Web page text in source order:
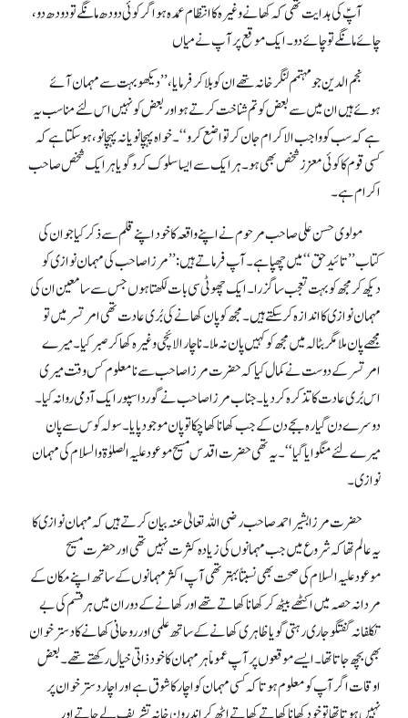
آپؑ کی ہدایت تھی کہ کھانے وغیرہ کا انتظام عمدہ ہو اگر کوئی دودھ مانگے تو دودھ دو،
چائے مانگے توچائے دو۔ ایک موقع پر آ پ نے میاں
نجم الدین جو مہتمم لنگر خانہ تھے ان کو بلا کر فرمایا،’’دیکھو بہت سے مہمان آئے
ہوئے ہیں ان میں سے بعض کو تم شناخت کرتے ہو اور بعض کو نہیں اس لئے مناسب یہ
ہے کہ سب کو واجب الاکرام جان کر تواضع کرو‘‘۔ خواہ پہچانو یا نہ پہچانو، ہو سکتاہے کہ
کسی قوم کا کوئی معزز شخص بھی ہو ۔ ہر ایک سے ایسا سلوک کرو گویاہر ایک شخص صاحب
اکرام ہے۔
مولوی حسن علی صاحب مرحوم نے اپنے واقعہ کا خود اپنے قلم سے ذکر کیا جو ان کی
کتاب ’’تائید حق‘‘ میں چھپاہے ۔ آپ فرماتے ہیں:’’ مرزا صاحب کی مہمان نوازی کو
دیکھ کر مجھ کو بہت تعجب سا گزرا ۔ ایک چھوٹی سی بات لکھتا ہوں جس سے سامعین ان کی
مہمان نوازی کا انداز ہ کرسکتے ہیں۔ مجھ کو پان کھانے کی بُری عادت تھی امرتسر میں تو
مجھے پان ملا مگر بٹالہ میں مجھ کو کہیں پان نہ ملا۔ ناچار الائچی وغیرہ کھا کر صبر کیا ۔ میرے
امرتسر کے دوست نے کمال کیا کہ حضرت مرزا صاحب سے نامعلوم کس وقت میری
اس بُری عادت کا تذکرہ کر دیا ۔ جناب مرزا صاحب نے گورداسپور ایک آدمی روانہ کیا ۔
دوسرے دن گیارہ بجے دن کے جب کھانا کھا چکا تو پان موجود پایا۔ سولہ کوس سے پان
میرے لئے منگوایا گیا‘‘۔ یہ تھی حضرت اقدس مسیح موعود علیہ الصلوٰۃ والسلام کی مہمان
نوازی۔
حضر ت مرزا بشیر احمد صاحب رضی اللہ تعالیٰ عنہ بیان کرتے ہیں کہ مہمان نوازی کا
یہ عالم تھا کہ شروع میں جب مہمانوں کی زیادہ کثرت نہیں تھی اور حضرت مسیح
موعودعلیہ السلام کی صحت بھی نسبتاً بہتر تھی آ پ اکثر مہمانوں کے ساتھ اپنے مکان کے
مردانہ حصہ میں اکٹھے بیٹھ کر کھانا کھاتے تھے اورکھانے کے دوران میں ہرقسم کی بے
تکلفانہ گفتگو جاری رہتی گویا ظاہری کھانے کے ساتھ علمی اور روحانی کھانے کا دسترخوان
بھی بچھ جاتا تھا ۔ ایسے موقعوں پر آ پ عموماً ہرمہمان کا خود ذاتی خیال رکھتے تھے۔بعض
اوقات اگرآپ کو معلوم ہوتا کہ کسی مہمان کو اچار کا شوق ہے اور اچار دسترخوان پر